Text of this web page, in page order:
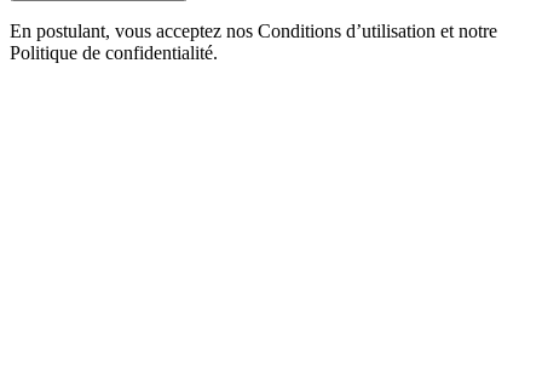
En postulant, vous acceptez nos Conditions d’utilisation et notre
Politique de confidentialité.